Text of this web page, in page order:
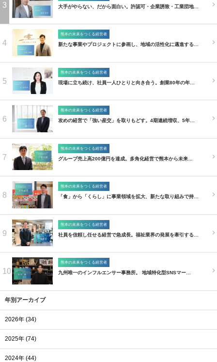
3 大手がやらない、だから面白い。許認可・企業誘致・工業団地…
4
熊本の未来をつくる経営者
新たな事業やプロジェクトに参画し、地域の活性化に邁進する…
5
熊本の未来をつくる経営者
現場に立ち続け、社員一人ひとりと向き合う。創業80年の年…
6
熊本の未来をつくる経営者
攻めの経営で「強い産交」を取りもどす。4期連続増収、5年…
7
熊本の未来をつくる経営者
グループ売上高200億円を達成。多角化経営で熊本から未来…
8
熊本の未来をつくる経営者
「食」から「くらし」に事業領域を拡大、新たな取り組みで持…
9
熊本の未来をつくる経営者
社員を信頼し任せる経営で急成長。福祉業界の発展を牽引する…
10
熊本の未来をつくる経営者
九州唯一のインフルエンサー事務所。 地域特化型SNSマー…
年別アーカイブ
2026年 (34)
2025年 (74)
2024年 (44)